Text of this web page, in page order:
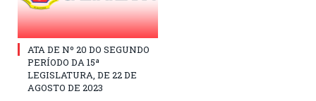
ATA DE Nº 20 DO SEGUNDO
PERÍODO DA 15ª
LEGISLATURA, DE 22 DE
AGOSTO DE 2023